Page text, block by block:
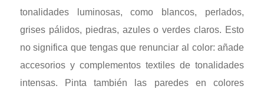
tonalidades luminosas, como blancos, perlados,
grises pálidos, piedras, azules o verdes claros. Esto
no significa que tengas que renunciar al color: añade
accesorios y complementos textiles de tonalidades
intensas. Pinta también las paredes en colores